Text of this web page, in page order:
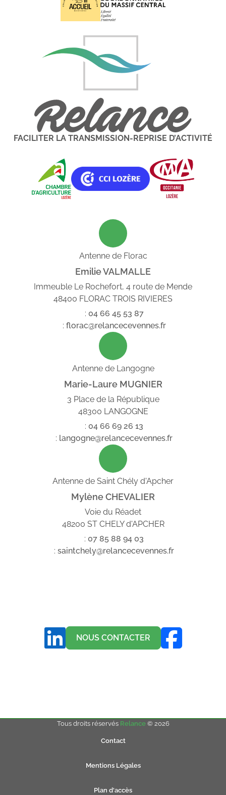
FACILITER LA TRANSMISSION-REPRISE D’ACTIVITÉ
Antenne de Florac
Emilie VALMALLE
Immeuble Le Rochefort, 4 route de Mende
48400 FLORAC TROIS RIVIERES
: 04 66 45 53 87
: florac@relancecevennes.fr
Antenne de Langogne
Marie-Laure MUGNIER
3 Place de la République
48300 LANGOGNE
: 04 66 69 26 13
: langogne@relancecevennes.fr
Antenne de Saint Chély d'Apcher
Mylène CHEVALIER
Voie du Réadet
48200 ST CHELY d'APCHER
: 07 85 88 94 03
: saintchely@relancecevennes.fr
NOUS CONTACTER
Tous droits réservés Relance© 2026
Contact
Mentions Légales
Plan d'accès